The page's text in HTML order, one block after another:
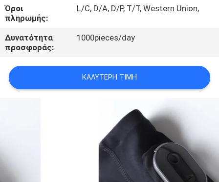
ΠΕΡΙΠΤΏΣΕΙΣ
ΖΗΤΉΣΤΕ
ΈΝΑ
ΑΠΌΣΠΑΣΜΑ
POLICY
Όροι
πληρωμής:
L/C, D/A, D/P, T/T, Western Union,
Δυνατότητα
προσφοράς:
1000pieces/day
ΚΑΛΎΤΕΡΗ ΤΙΜΉ